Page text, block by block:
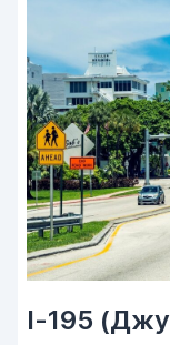
I-195